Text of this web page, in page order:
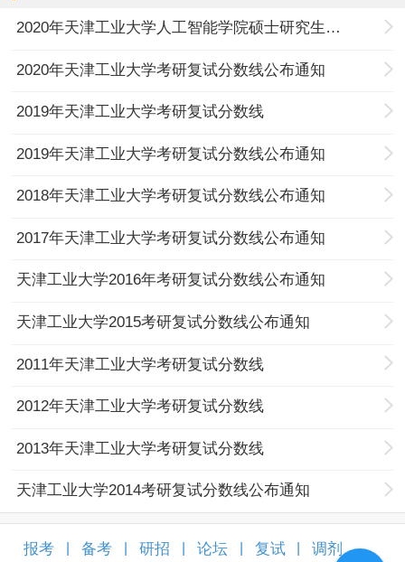
2020年天津工业大学人工智能学院硕士研究生复试及录取工作实施办法
2020年天津工业大学考研复试分数线公布通知
2019年天津工业大学考研复试分数线
2019年天津工业大学考研复试分数线公布通知
2018年天津工业大学考研复试分数线公布通知
2017年天津工业大学考研复试分数线公布通知
天津工业大学2016年考研复试分数线公布通知
天津工业大学2015考研复试分数线公布通知
2011年天津工业大学考研复试分数线
2012年天津工业大学考研复试分数线
2013年天津工业大学考研复试分数线
天津工业大学2014考研复试分数线公布通知
报考 备考 研招 论坛 复试 调剂